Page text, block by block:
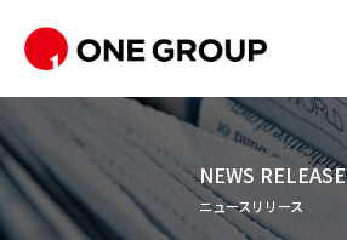
NEWS RELEASE
ニュースリリース